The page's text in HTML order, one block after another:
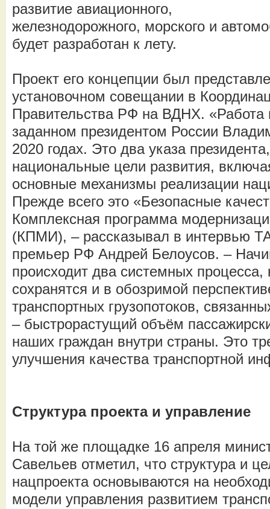
развитие авиационного,
железнодорожного, морского и
будет разработан к лету.
Проект его концепции был
установочном совещании в
Правительства РФ на ВДНХ. «Работа
заданном президентом России
2020 годах. Это два указа
национальные цели развития,
основные механизмы реализации
Прежде всего это «Безопасные
Комплексная программа
(КПМИ), – рассказывал в интервью
премьер РФ Андрей Белоусов. –
происходит два системных процесса,
сохранятся и в обозримой
транспортных грузопотоков,
– быстрорастущий объём
наших граждан внутри страны. Это
улучшения качества транспортной
Структура проекта и управление
На той же площадке 16 апреля
Савельев отметил, что структура и
нацпроекта основываются на
модели управления развитием